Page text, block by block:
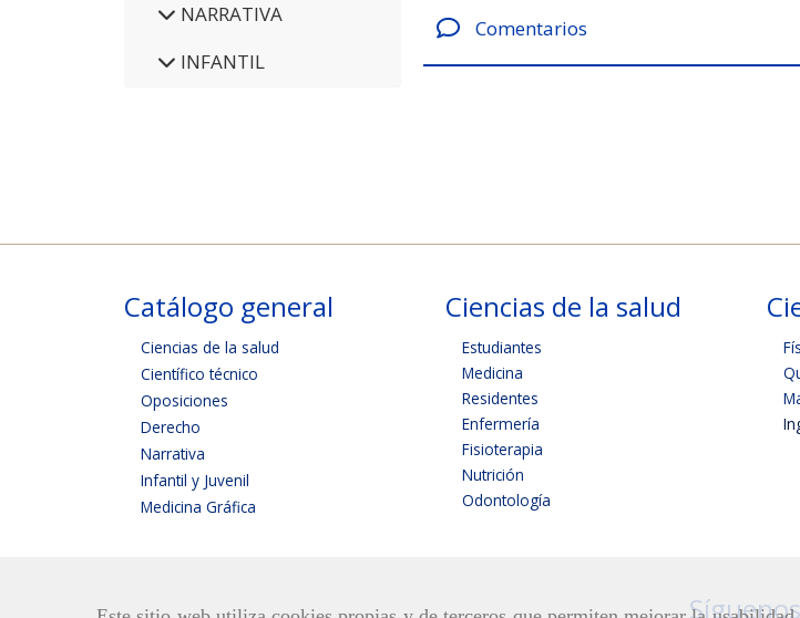
NARRATIVA
INFANTIL
Comentarios
Catálogo general
Ciencias de la salud
Científico técnico
Oposiciones
Derecho
Narrativa
Infantil y Juvenil
Medicina Gráfica
Ciencias de la salud
Estudiantes
Medicina
Residentes
Enfermería
Fisioterapia
Nutrición
Odontología
Síguenos